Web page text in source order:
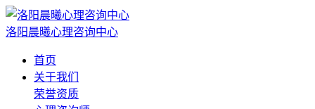
洛阳晨曦心理咨询中心
首页
关于我们
荣誉资质